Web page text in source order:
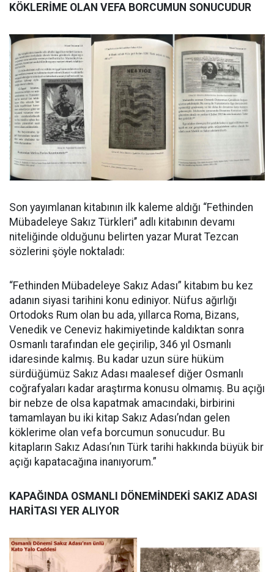
KÖKLERİME OLAN VEFA BORCUMUN SONUCUDUR
Son yayımlanan kitabının ilk kaleme aldığı “Fethinden
Mübadeleye Sakız Türkleri’’ adlı kitabının devamı
niteliğinde olduğunu belirten yazar Murat Tezcan
sözlerini şöyle noktaladı:
“Fethinden Mübadeleye Sakız Adası” kitabım bu kez
adanın siyasi tarihini konu ediniyor. Nüfus ağırlığı
Ortodoks Rum olan bu ada, yıllarca Roma, Bizans,
Venedik ve Ceneviz hakimiyetinde kaldıktan sonra
Osmanlı tarafından ele geçirilip, 346 yıl Osmanlı
idaresinde kalmış. Bu kadar uzun süre hüküm
sürdüğümüz Sakız Adası maalesef diğer Osmanlı
coğrafyaları kadar araştırma konusu olmamış. Bu açığı
bir nebze de olsa kapatmak amacındaki, birbirini
tamamlayan bu iki kitap Sakız Adası’ndan gelen
köklerime olan vefa borcumun sonucudur. Bu
kitapların Sakız Adası’nın Türk tarihi hakkında büyük bir
açığı kapatacağına inanıyorum.”
KAPAĞINDA OSMANLI DÖNEMİNDEKİ SAKIZ ADASI
HARİTASI YER ALIYOR